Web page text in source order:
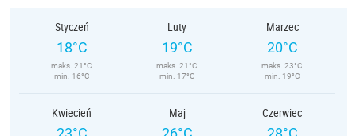
Styczeń
18°C
maks. 21°C
min. 16°C
Luty
19°C
maks. 21°C
min. 17°C
Marzec
20°C
maks. 23°C
min. 19°C
Kwiecień Maj Czerwiec